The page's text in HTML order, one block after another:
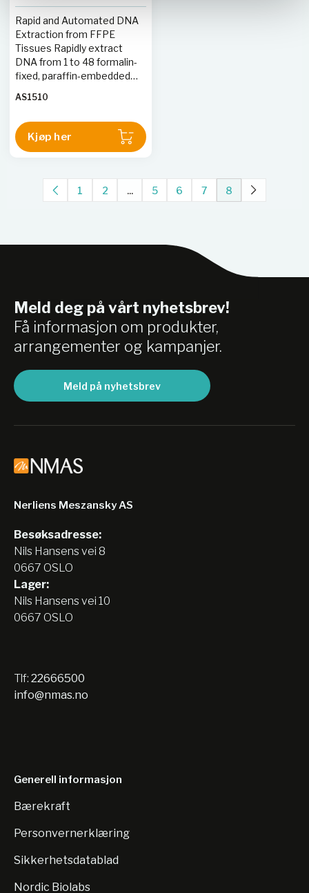
Rapid and Automated DNA
Extraction from FFPE
Tissues Rapidly extract
DNA from 1 to 48 formalin-
fixed, paraffin-embedded
Enhance sample processing
sample preprocessing and
automated extraction on
has reduced risk of DNA
AS1510
Kjøp her
1 2 ... 5 6 7 8
Meld deg på vårt nyhetsbrev!
Få informasjon om produkter,
arrangementer og kampanjer.
Meld på nyhetsbrev
Nerliens Meszansky AS
Besøksadresse:
Nils Hansens vei 8
0667 OSLO
Lager:
Nils Hansens vei 10
0667 OSLO
Tlf: 22666500
info@nmas.no
Generell informasjon
Bærekraft
Personvernerklæring
Sikkerhetsdatablad
Nordic Biolabs